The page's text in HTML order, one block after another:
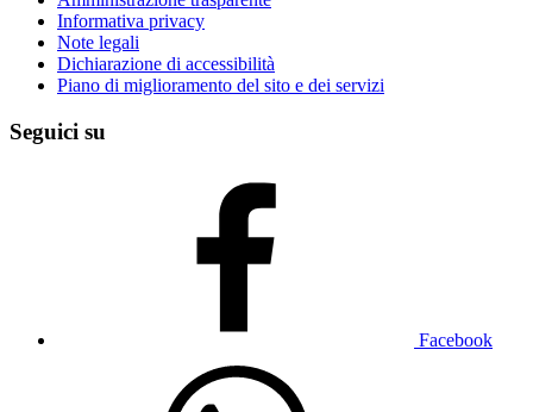
Informativa privacy
Note legali
Dichiarazione di accessibilità
Piano di miglioramento del sito e dei servizi
Seguici su
Facebook